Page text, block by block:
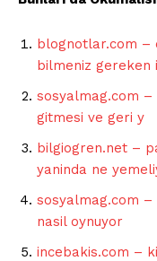
blognotlar.com –
bilmeniz gereken
sosyalmag.com
gitmesi ve geri y
bilgiogren.net –
yaninda ne
sosyalmag.com
nasil oynuyor
incebakis.com –